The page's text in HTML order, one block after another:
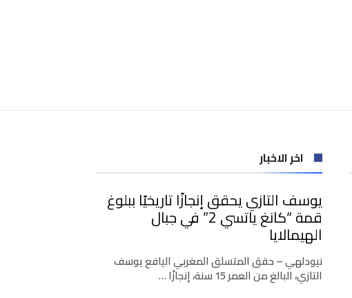
اخر الاخبار
يوسف التازي يحقق إنجازًا تاريخيًا ببلوغ
قمة “كانغ ياتسي 2” في جبال
الهيمالايا
نيودلهي – حقق المتسلق المغربي اليافع يوسف
التازي، البالغ من العمر 15 سنة، إنجازًا …